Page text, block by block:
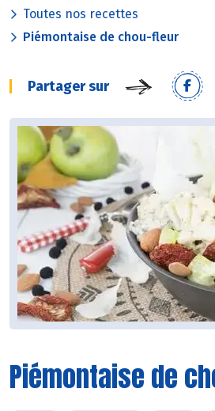
Toutes nos recettes
Piémontaise de chou-fleur
Partager sur
Piémontaise de